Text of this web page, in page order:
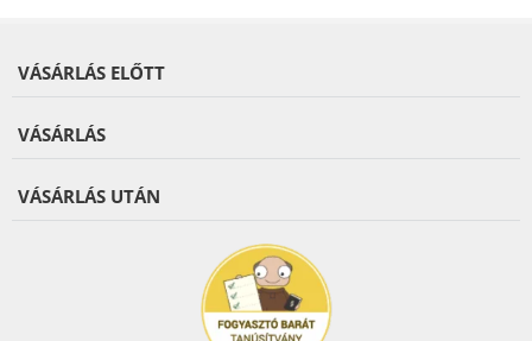
VÁSÁRLÁS ELŐTT
VÁSÁRLÁS
VÁSÁRLÁS UTÁN